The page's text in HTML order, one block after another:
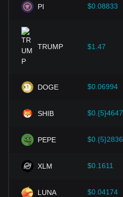
PI $0.08833
TRUMP $1.47
DOGE $0.06994
SHIB $0.{5}4647
PEPE $0.{5}2836
XLM $0.1611
LUNA $0.04174